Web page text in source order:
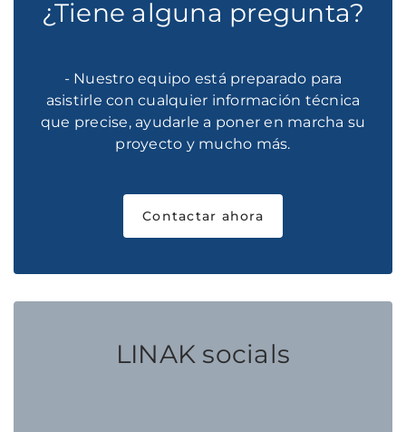
¿Tiene alguna pregunta?
- Nuestro equipo está preparado para
asistirle con cualquier información técnica
que precise, ayudarle a poner en marcha su
proyecto y mucho más.
Contactar ahora
LINAK socials